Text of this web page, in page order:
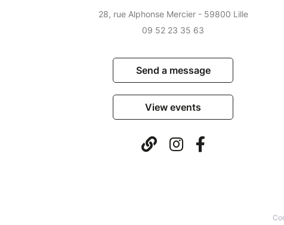
28, rue Alphonse Mercier - 59800 Lille
09 52 23 35 63
Send a message
View events